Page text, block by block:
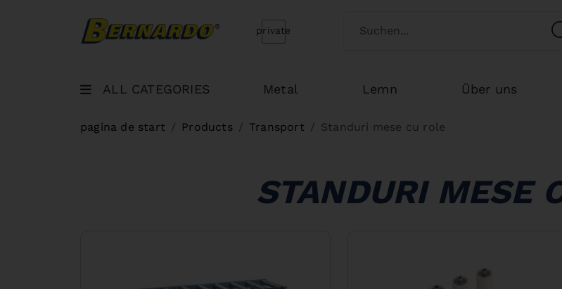
Bernardo Home Switch customertype
private
ALL CATEGORIES Metal Lemn Über uns
pagina de start Products Transport Standuri mese cu role
STANDURI MESE